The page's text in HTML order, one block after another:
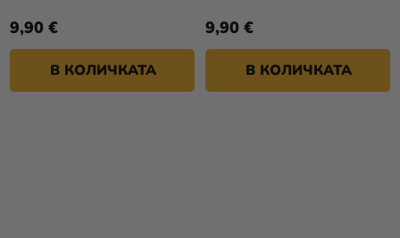
9,90 €
В КОЛИЧКАТА
9,90 €
В КОЛИЧКАТА